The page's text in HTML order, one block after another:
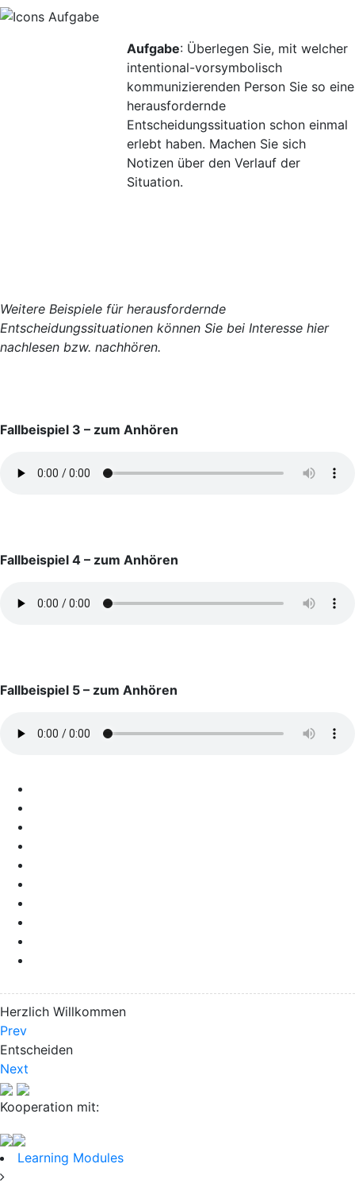
Aufgabe: Überlegen Sie, mit welcher
intentional-vorsymbolisch
kommunizierenden Person Sie so eine
herausfordernde
Entscheidungssituation schon einmal
erlebt haben. Machen Sie sich
Notizen über den Verlauf der
Situation.
Weitere Beispiele für herausfordernde
Entscheidungssituationen können Sie bei Interesse hier
nachlesen bzw. nachhören.
Fallbeispiel 3 – zum Anhören
Fallbeispiel 4 – zum Anhören
Fallbeispiel 5 – zum Anhören
Herzlich Willkommen
Prev
Entscheiden
Next
Kooperation mit:
Learning Modules